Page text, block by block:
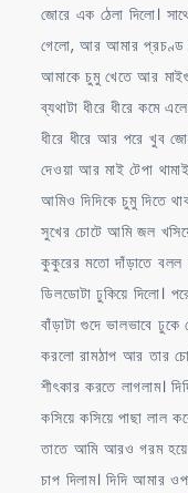
জোরে এক ঠেলা দিলো।
গেলো, আর আমার প্রচণ্ড
আমাকে চুমু খেতে আর
ব্যথাটা ধীরে ধীরে কমে
ধীরে ধীরে আর পরে খুব
দেওয়া আর মাই টেপা
আমিও দিদিকে চুমু দিতে
সুখের চোটে আমি জল
কুকুরের মতো দাঁড়াতে
ডিলডোটা ঢুকিয়ে দিলো।
বাঁড়াটা গুদে ভালভাবে
করলো রামঠাপ আর তার
শীৎকার করতে লাগলাম।
কসিয়ে কসিয়ে পাছা লাল
তাতে আমি আরও গরম হয়ে
চাপ দিলাম। দিদি আমার